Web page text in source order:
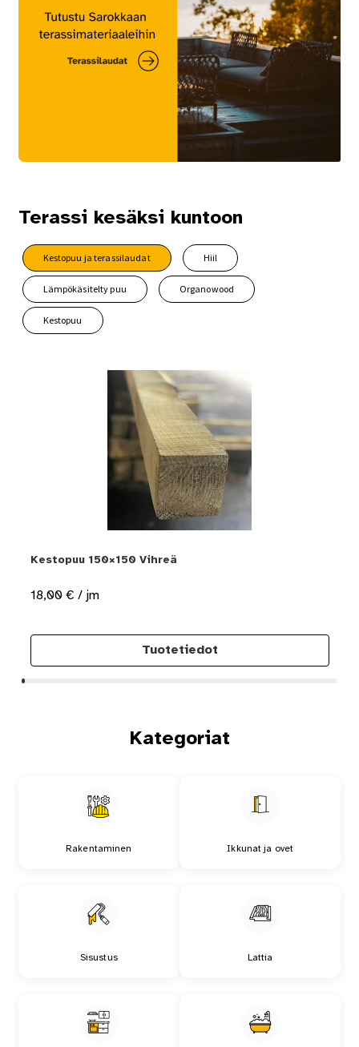
Terassi kesäksi kuntoon
Kestopuu ja terassilaudat Hiil
Lämpökäsitelty puu Organowood
Kestopuu
Kestopuu 150×150 Vihreä
18,00 € / jm
Tuotetiedot
Kategoriat
Rakentaminen Ikkunat ja ovet
Sisustus Lattia